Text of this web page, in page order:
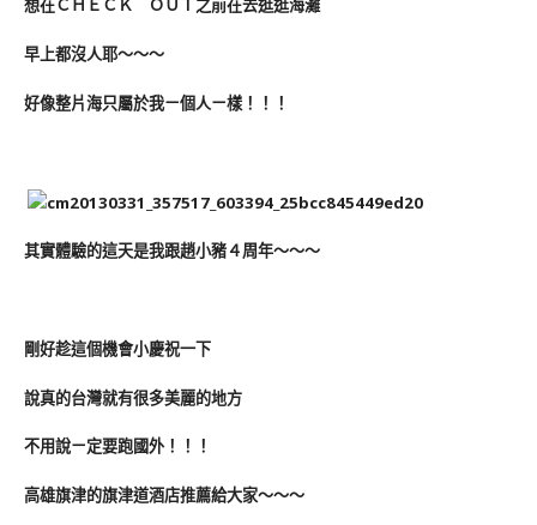
想在ＣＨＥＣＫ ＯＵＴ之前在去逛逛海灘
早上都沒人耶～～～
好像整片海只屬於我ㄧ個人ㄧ樣！！！
其實體驗的這天是我跟趙小豬４周年～～～
剛好趁這個機會小慶祝一下
說真的台灣就有很多美麗的地方
不用說ㄧ定要跑國外！！！
高雄旗津的旗津道酒店推薦給大家～～～